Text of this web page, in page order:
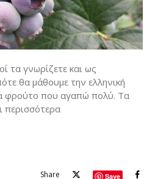
τα γνωρίζετε και ως
θα μάθουμε την ελληνική
φρούτο που αγαπώ πολύ. Τα
περισσότερα
Share Save